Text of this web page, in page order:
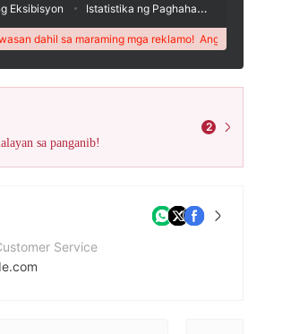
Eksibisyon Istatistika ng Paghahanap
dahil sa maraming mga reklamo! Ang WikiFX Score ng
sa panganib!
2
Service